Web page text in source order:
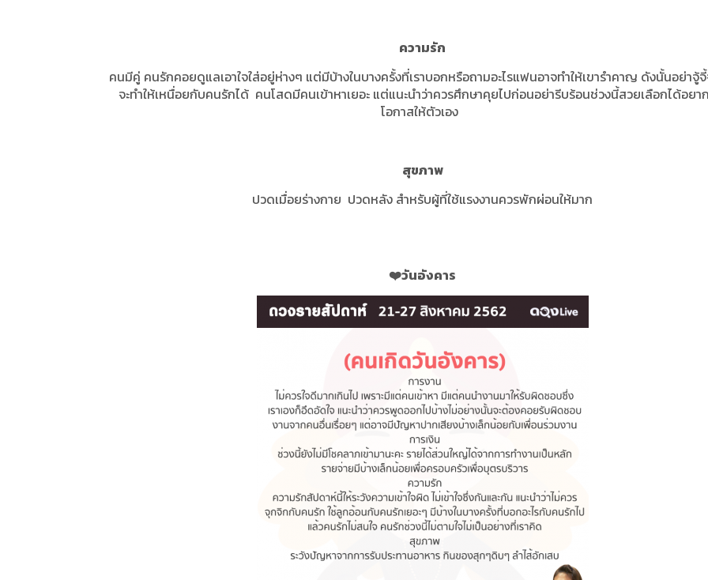
ความรัก
คนมีคู่ คนรักคอยดูแลเอาใจใส่อยู่ห่างๆ แต่มีบ้างในบางครั้งที่เราบอกหรือถามอะไรแฟนอาจทำให้เขารำคาญ ดังนั้นอย่าจู้
จะทำให้เหนื่อยกับคนรักได้ คนโสดมีคนเข้าหาเยอะ แต่แนะนำว่าควรศึกษาคุยไปก่อนอย่ารีบร้อนช่วงนี้สวยเลือกได้อยา
โอกาสให้ตัวเอง
สุขภาพ
ปวดเมื่อยร่างกาย ปวดหลัง สำหรับผู้ที่ใช้แรงงานควรพักผ่อนให้มาก
❤วันอังคาร